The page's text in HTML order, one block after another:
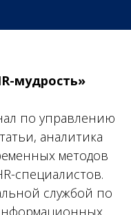
мудрость»
по управлению
аналитика
методов
специалистов.
службой по